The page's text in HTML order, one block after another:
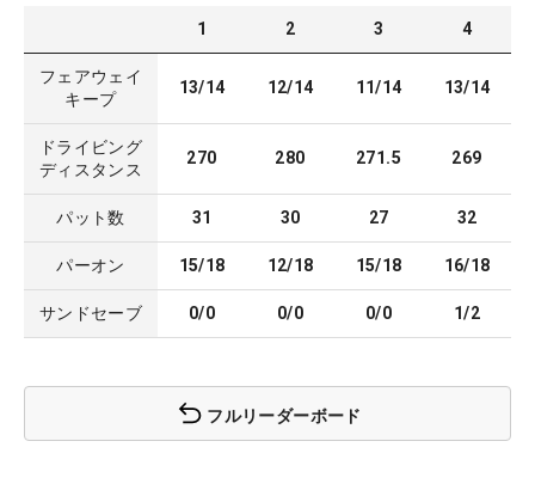
1 2 3 4
フェアウェイ
キープ
13/14 12/14 11/14 13/14
ドライビング
ディスタンス
270 280 271.5 269
パット数 31 30 27 32
パーオン 15/18 12/18 15/18 16/18
サンドセーブ 0/0 0/0 0/0 1/2
フルリーダーボード